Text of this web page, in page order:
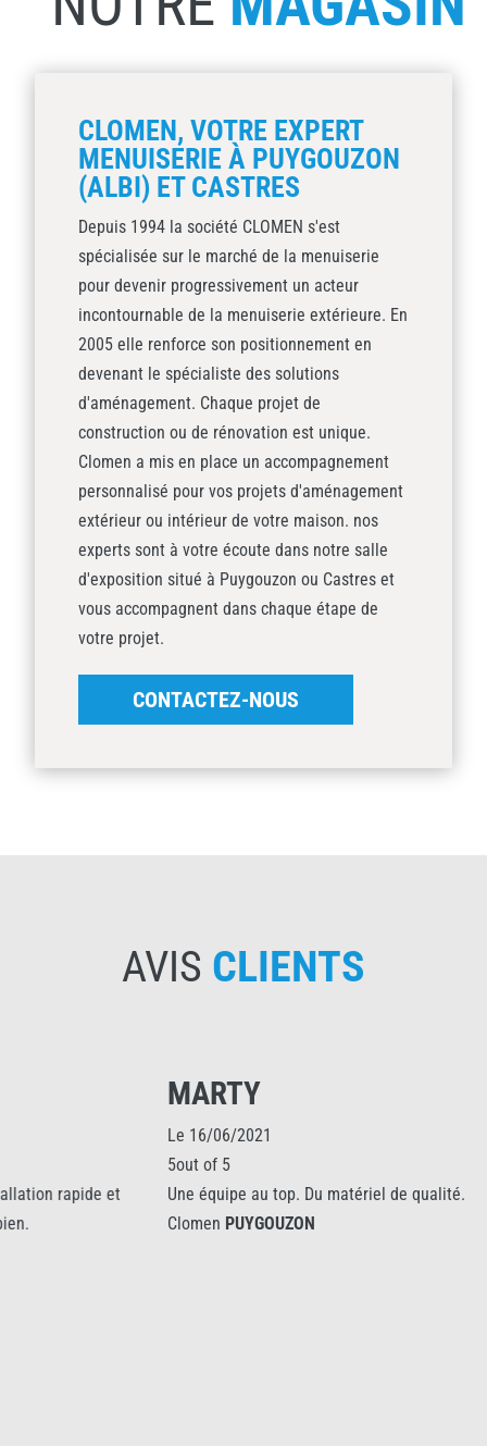
CLOMEN, VOTRE EXPERT
MENUISERIE À PUYGOUZON
(ALBI) ET CASTRES
Depuis 1994 la société CLOMEN s'est
spécialisée sur le marché de la menuiserie
pour devenir progressivement un acteur
incontournable de la menuiserie extérieure. En
2005 elle renforce son positionnement en
devenant le spécialiste des solutions
d'aménagement. Chaque projet de
construction ou de rénovation est unique.
Clomen a mis en place un accompagnement
personnalisé pour vos projets d'aménagement
extérieur ou intérieur de votre maison. nos
experts sont à votre écoute dans notre salle
d'exposition situé à Puygouzon ou Castres et
vous accompagnent dans chaque étape de
votre projet.
CONTACTEZ-NOUS
AVIS CLIENTS
Une équipe au top. Du matériel de qualité.
Clomen